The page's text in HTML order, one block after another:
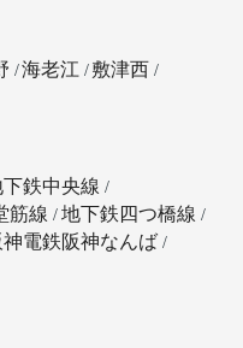
海老江
敷津西
下鉄中央線
筋線 地下鉄四つ橋線
神電鉄阪神なんば